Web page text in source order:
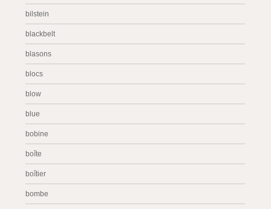
bilstein
blackbelt
blasons
blocs
blow
blue
bobine
boîte
boîtier
bombe